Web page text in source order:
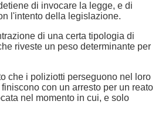
di invocare la legge, e di
l'intento della legislazione.
di una certa tipologia di
riveste un peso determinante per
che i poliziotti perseguono nel loro
con un arresto per un reato
nel momento in cui, e solo